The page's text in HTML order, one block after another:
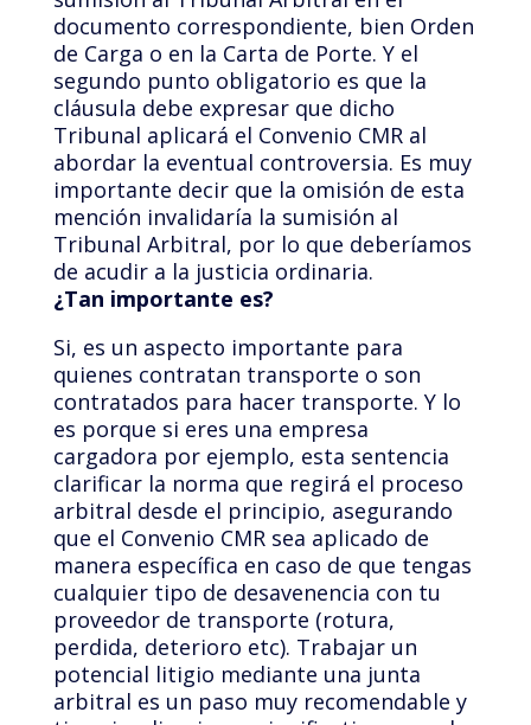
documento correspondiente, bien Orden
de Carga o en la Carta de Porte. Y el
segundo punto obligatorio es que la
cláusula debe expresar que dicho
Tribunal aplicará el Convenio CMR al
abordar la eventual controversia. Es muy
importante decir que la omisión de esta
mención invalidaría la sumisión al
Tribunal Arbitral, por lo que deberíamos
de acudir a la justicia ordinaria.
¿Tan importante es?
Si, es un aspecto importante para
quienes contratan transporte o son
contratados para hacer transporte. Y lo
es porque si eres una empresa
cargadora por ejemplo, esta sentencia
clarificar la norma que regirá el proceso
arbitral desde el principio, asegurando
que el Convenio CMR sea aplicado de
manera específica en caso de que tengas
cualquier tipo de desavenencia con tu
proveedor de transporte (rotura,
perdida, deterioro etc). Trabajar un
potencial litigio mediante una junta
arbitral es un paso muy recomendable y